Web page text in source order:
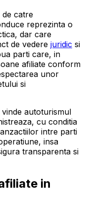
de catre
reprezinta o
dar care
de vedere juridic si
parti care, in
afiliate conform
unor
si
autoturismul
cu conditia
intre parti
insa
transparenta si
in